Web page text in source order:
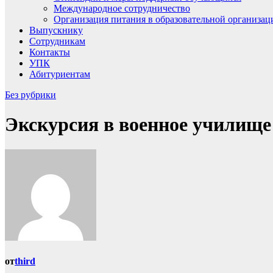
Международное сотрудничество
Организация питания в образовательной
Выпускнику
Сотрудникам
Контакты
УПК
Абитуриентам
Без рубрики
Экскурсия в военное училище
отthird